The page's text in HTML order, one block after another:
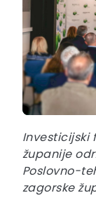
Investicijski
županije
Poslovno-
zagorske